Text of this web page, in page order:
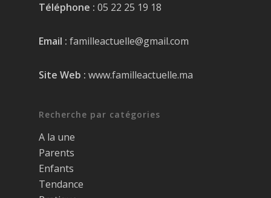
Téléphone : 05 22 25 19 18
Email : familleactuelle@gmail.com
Site Web : www.familleactuelle.ma
Recherche par catégories
A la une
Parents
Enfants
Tendance